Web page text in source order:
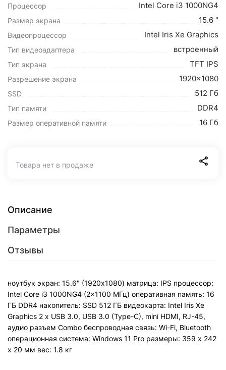
Процессор Intel Core i3 1000NG4
Размер экрана 15.6 "
Видеопроцессор Intel Iris Xe Graphics
Тип видеоадаптера встроенный
Тип экрана TFT IPS
Разрешение экрана 1920x1080
SSD 512 Гб
Тип памяти DDR4
Размер оперативной памяти 16 Гб
Товара нет в продаже
Описание
Параметры
Отзывы
ноутбук экран: 15.6" (1920x1080) матрица: IPS процессор:
Intel Core i3 1000NG4 (2x1100 МГц) оперативная память: 16
ГБ DDR4 накопитель: SSD 512 ГБ видеокарта: Intel Iris Xe
Graphics 2 x USB 3.0, USB 3.0 (Type-C), mini HDMI, RJ-45,
аудио разъем Combo беспроводная связь: Wi-Fi, Bluetooth
операционная система: Windows 11 Pro pазмеры: 359 х 242
х 20 мм вес: 1.8 кг